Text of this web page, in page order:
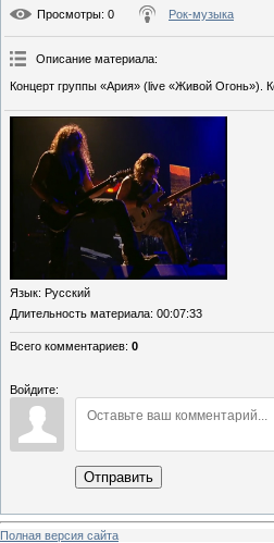
Просмотры: 0 Рок-музыка
Описание материала:
Концерт группы «Ария» (live «Живой Огонь»).
Язык: Русский
Длительность материала: 00:07:33
Всего комментариев: 0
Войдите:
Отправить
Полная версия сайта